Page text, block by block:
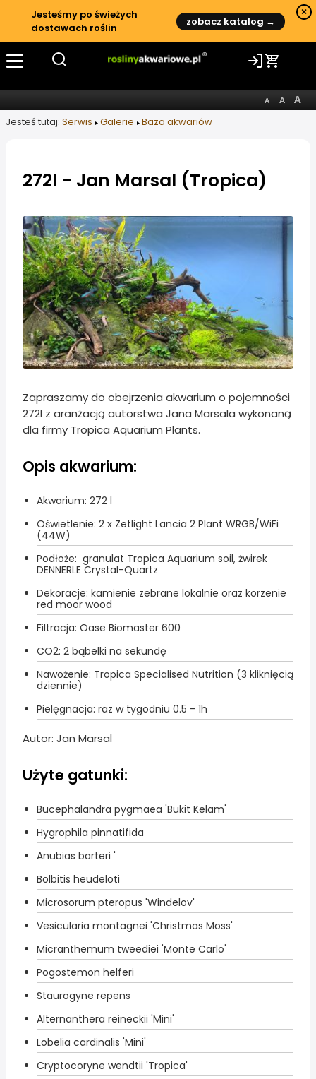
Jesteśmy po świeżych
dostawach roślin
zobacz katalog →
×
Jesteś tutaj: Serwis Galerie Baza akwariów
272l - Jan Marsal (Tropica)
Zapraszamy do obejrzenia akwarium o pojemności
272l z aranżacją autorstwa Jana Marsala wykonaną
dla firmy Tropica Aquarium Plants.
Opis akwarium:
Akwarium: 272 l
Oświetlenie: 2 x Zetlight Lancia 2 Plant WRGB/WiFi
(44W)
Podłoże: granulat Tropica Aquarium soil, żwirek
DENNERLE Crystal-Quartz
Dekoracje: kamienie zebrane lokalnie oraz korzenie
red moor wood
Filtracja: Oase Biomaster 600
CO2: 2 bąbelki na sekundę
Nawożenie: Tropica Specialised Nutrition (3 kliknięcią
dziennie)
Pielęgnacja: raz w tygodniu 0.5 - 1h
Autor: Jan Marsal
Użyte gatunki:
Bucephalandra pygmaea 'Bukit Kelam'
Hygrophila pinnatifida
Anubias barteri '
Bolbitis heudeloti
Microsorum pteropus 'Windelov'
Vesicularia montagnei 'Christmas Moss'
Micranthemum tweediei 'Monte Carlo'
Pogostemon helferi
Staurogyne repens
Alternanthera reineckii 'Mini'
Lobelia cardinalis 'Mini'
Cryptocoryne wendtii 'Tropica'